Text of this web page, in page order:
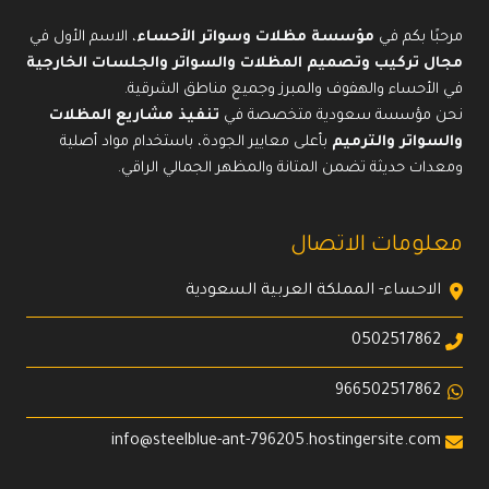
مرحبًا بكم في مؤسسة مظلات وسواتر الأحساء، الاسم الأول في
مجال تركيب وتصميم المظلات والسواتر والجلسات الخارجية
في الأحساء والهفوف والمبرز وجميع مناطق الشرقية.
نحن مؤسسة سعودية متخصصة في تنفيذ مشاريع المظلات
والسواتر والترميم بأعلى معايير الجودة، باستخدام مواد أصلية
ومعدات حديثة تضمن المتانة والمظهر الجمالي الراقي.
معلومات الاتصال
الاحساء- المملكة العربية السعودية
0502517862
966502517862
info@steelblue-ant-796205.hostingersite.com